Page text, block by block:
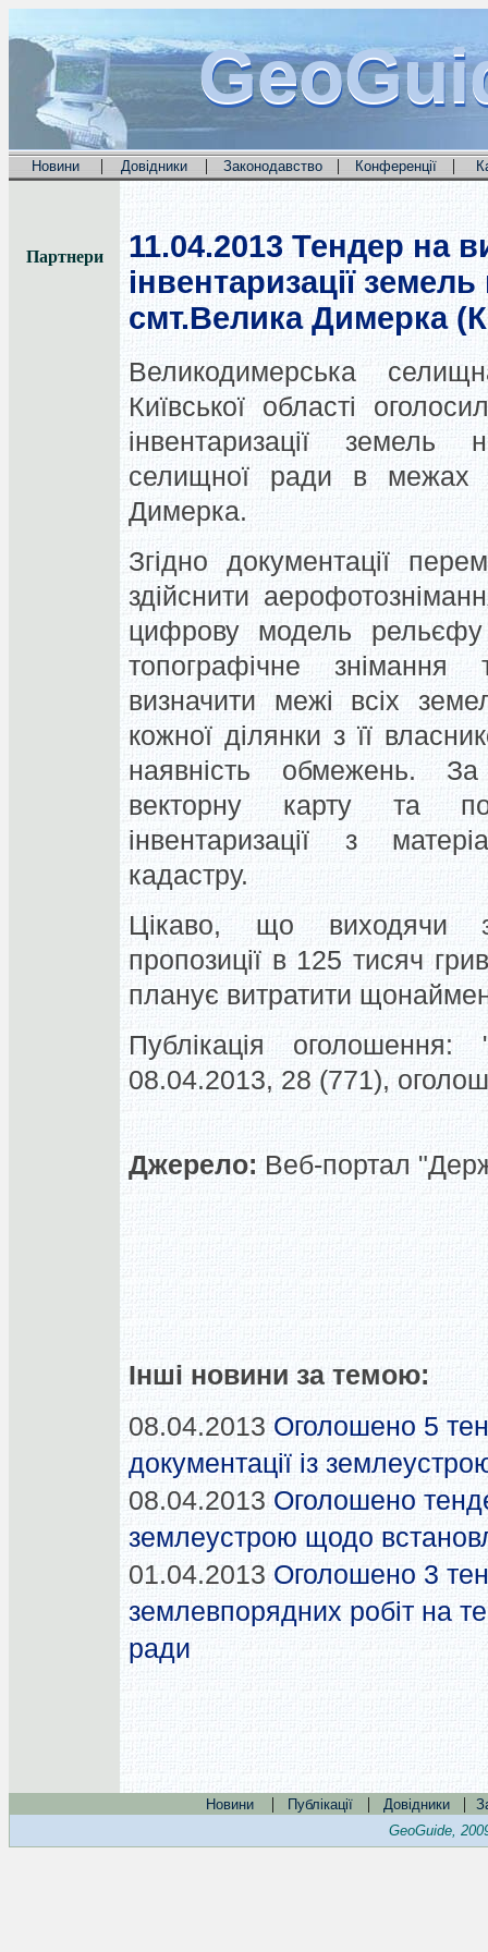
Новини | Довідники | Законодавство | Конференції |
Партнери 11.04.2013 Тендер на
інвентаризації
смт.Велика Димерка
Великодимерська
Київської області
інвентаризації земель
селищної ради в межах
Димерка.
Згідно документації
здійснити
цифрову модель
топографічне
визначити межі всіх
кожної ділянки з її
наявність обмежень.
векторну карту та
інвентаризації з
кадастру.
Цікаво, що виходячи з
пропозиції в 125 тисяч
планує витратити
Публікація оголошення:
08.04.2013, 28 (771),
Джерело: Веб-портал
Інші новини за темою:
08.04.2013 Оголошено 5
документації із
08.04.2013 Оголошено
землеустрою щодо
01.04.2013 Оголошено 3
землевпорядних робіт на
ради
Новини | Публікації | Довідники |
GeoGuide,